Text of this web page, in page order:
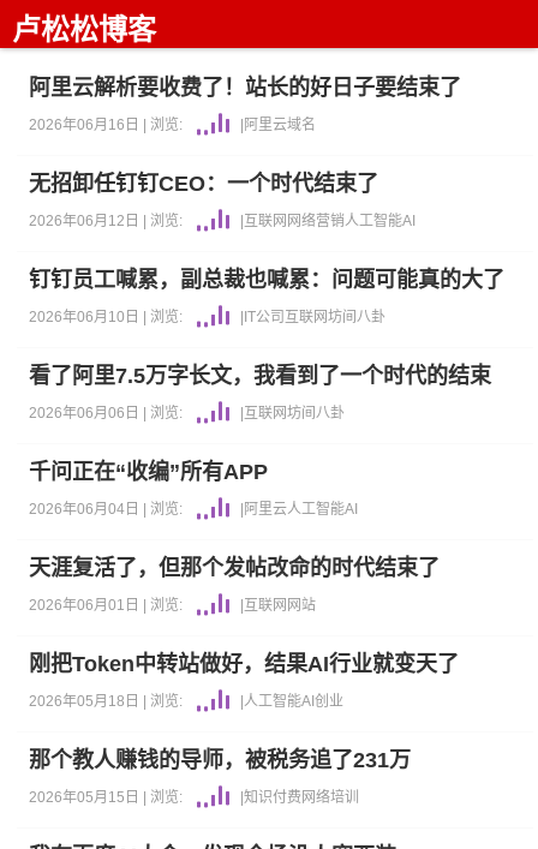
卢松松博客
阿里云解析要收费了！站长的好日子要结束了
2026年06月16日 | 浏览: 阿里云域名
无招卸任钉钉CEO：一个时代结束了
2026年06月12日 | 浏览: 互联网 网络营销人工智能AI
钉钉员工喊累，副总裁也喊累：问题可能真的大了
2026年06月10日 | 浏览: IT公司 互联网坊间八卦
看了阿里7.5万字长文，我看到了一个时代的结束
2026年06月06日 | 浏览: 互联网坊间八卦
千问正在“收编”所有APP
2026年06月04日 | 浏览: 阿里云人工智能AI
天涯复活了，但那个发帖改命的时代结束了
2026年06月01日 | 浏览: 互联网 网站
刚把Token中转站做好，结果AI行业就变天了
2026年05月18日 | 浏览: 人工智能AI创业
那个教人赚钱的导师，被税务追了231万
2026年05月15日 | 浏览: |知识付费 网络培训